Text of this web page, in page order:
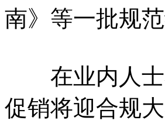
南》等一批规
在业内人士
促销将迎合规大